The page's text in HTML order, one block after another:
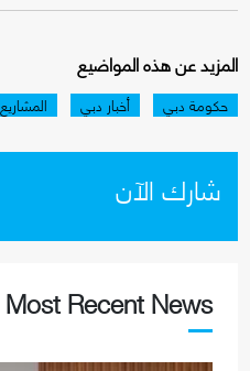
المزيد عن هذه المواضيع
حكومة دبي أخبار دبي المشاريع
شارك الآن
Most Recent News